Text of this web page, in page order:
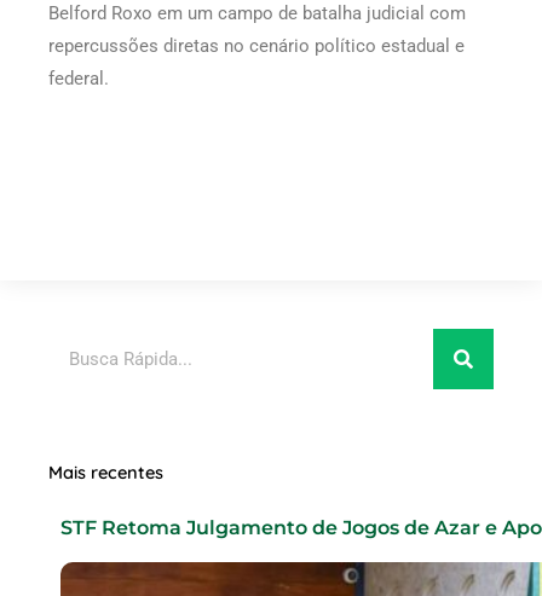
Belford Roxo em um campo de batalha judicial com
repercussões diretas no cenário político estadual e
federal.
Mais recentes
STF Retoma Julgamento de Jogos de Azar e